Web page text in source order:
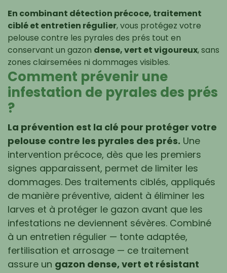
En combinant détection précoce, traitement
ciblé et entretien régulier, vous protégez votre
pelouse contre les pyrales des prés tout en
conservant un gazon dense, vert et vigoureux, sans
zones clairsemées ni dommages visibles.
Comment prévenir une
infestation de pyrales des prés
?
La prévention est la clé pour protéger votre
pelouse contre les pyrales des prés. Une
intervention précoce, dès que les premiers
signes apparaissent, permet de limiter les
dommages. Des traitements ciblés, appliqués
de manière préventive, aident à éliminer les
larves et à protéger le gazon avant que les
infestations ne deviennent sévères. Combiné
à un entretien régulier — tonte adaptée,
fertilisation et arrosage — ce traitement
assure un gazon dense, vert et résistant